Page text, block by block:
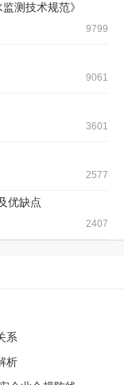
测技术规范》
9799
9061
3601
2577
优缺点
2407
系
析